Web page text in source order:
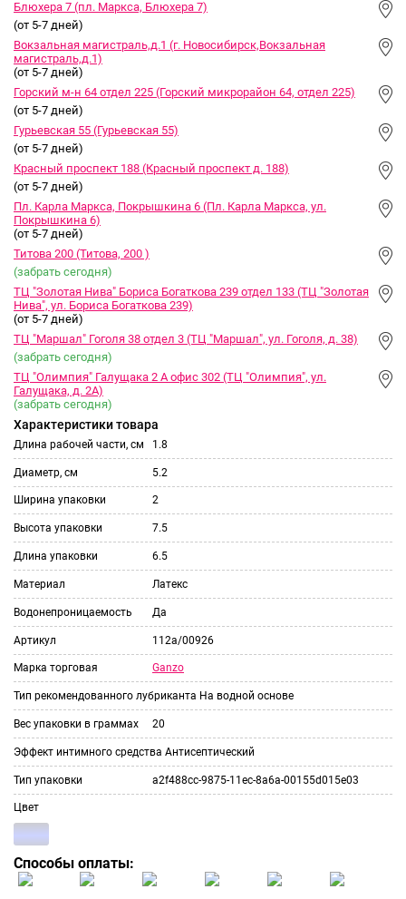
Блюхера 7 (пл. Маркса, Блюхера 7)
(от 5-7 дней)
Вокзальная магистраль,д.1 (г. Новосибирск,Вокзальная
магистраль,д.1)
(от 5-7 дней)
Горский м-н 64 отдел 225 (Горский микрорайон 64, отдел 225)
(от 5-7 дней)
Гурьевская 55 (Гурьевская 55)
(от 5-7 дней)
Красный проспект 188 (Красный проспект д. 188)
(от 5-7 дней)
Пл. Карла Маркса, Покрышкина 6 (Пл. Карла Маркса, ул.
Покрышкина 6)
(от 5-7 дней)
Титова 200 (Титова, 200 )
(забрать сегодня)
ТЦ "Золотая Нива" Бориса Богаткова 239 отдел 133 (ТЦ "Золотая
Нива", ул. Бориса Богаткова 239)
(от 5-7 дней)
ТЦ "Маршал" Гоголя 38 отдел 3 (ТЦ "Маршал", ул. Гоголя, д. 38)
(забрать сегодня)
ТЦ "Олимпия" Галущака 2 А офис 302 (ТЦ "Олимпия", ул.
Галущака, д. 2А)
(забрать сегодня)
Характеристики товара
Длина рабочей части, см 1.8
Диаметр, см 5.2
Ширина упаковки 2
Высота упаковки 7.5
Длина упаковки 6.5
Материал Латекс
Водонепроницаемость Да
Артикул 112а/00926
Марка торговая Ganzo
Тип рекомендованного лубриканта На водной основе
Вес упаковки в граммах 20
Эффект интимного средства Антисептический
Тип упаковки a2f488cc-9875-11ec-8a6a-00155d015e03
Цвет
Способы оплаты: